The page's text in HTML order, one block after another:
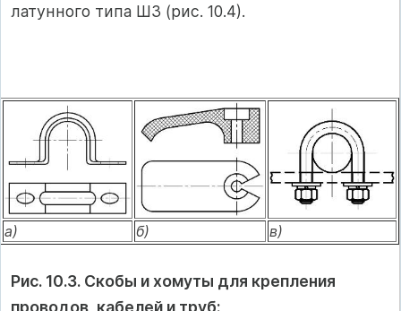
латунного типа ШЗ (рис. 10.4).
а) б) в)
Рис. 10.3. Скобы и хомуты для крепления
проводов, кабелей и труб: